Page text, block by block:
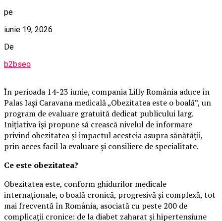
pe
iunie 19, 2026
De
b2bseo
În perioada 14-23 iunie, compania Lilly România aduce în
Palas Iași Caravana medicală „Obezitatea este o boală”, un
program de evaluare gratuită dedicat publicului larg.
Inițiativa își propune să crească nivelul de informare
privind obezitatea și impactul acesteia asupra sănătății,
prin acces facil la evaluare și consiliere de specialitate.
Ce este obezitatea?
Obezitatea este, conform ghidurilor medicale
internaționale, o boală cronică, progresivă și complexă, tot
mai frecventă în România, asociată cu peste 200 de
complicații cronice: de la diabet zaharat și hipertensiune